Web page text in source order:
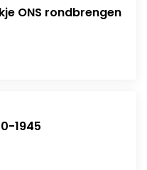
ONS rondbrengen
1945